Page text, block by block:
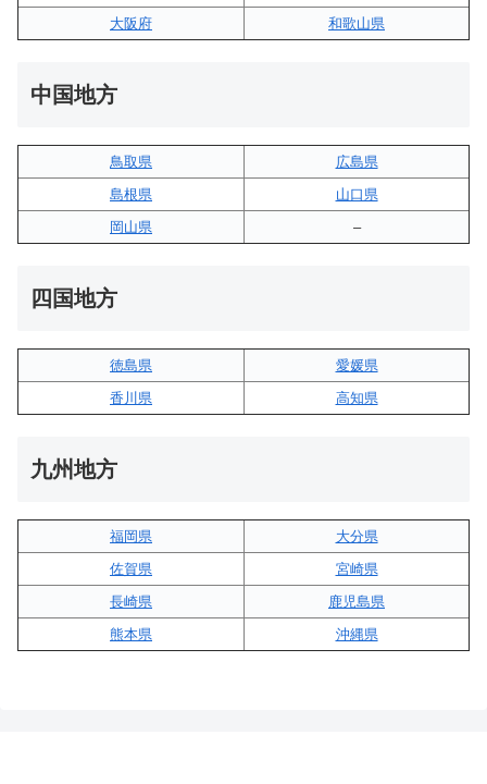
大阪府
和歌山県
中国地方
鳥取県
広島県
島根県
山口県
岡山県
–
四国地方
徳島県
愛媛県
香川県
高知県
九州地方
福岡県
大分県
佐賀県
宮崎県
長崎県
鹿児島県
熊本県
沖縄県